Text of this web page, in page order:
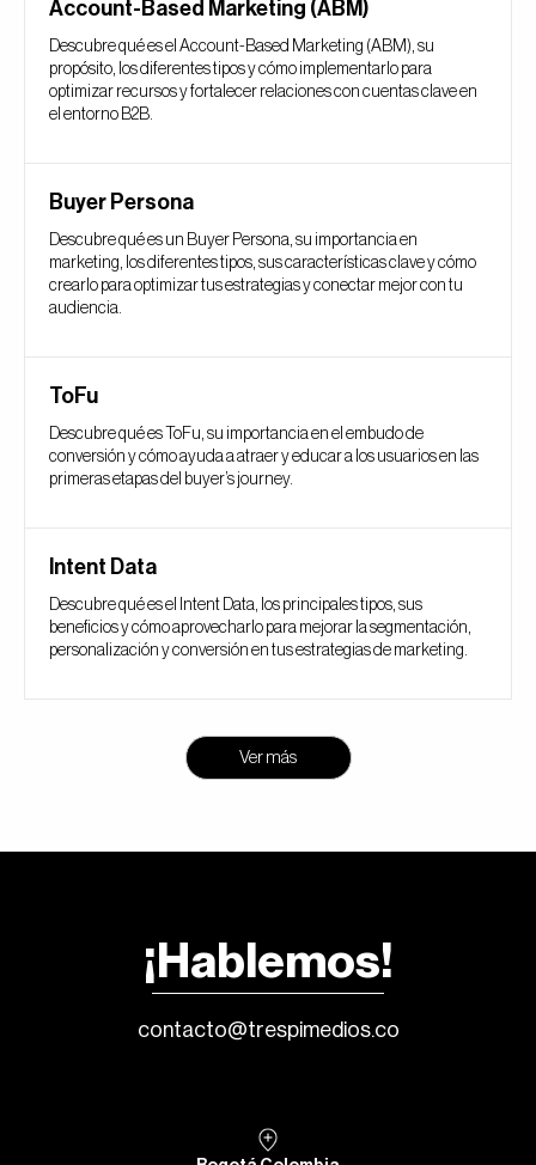
Account-Based Marketing (ABM)
Descubre qué es el Account-Based Marketing (ABM), su
propósito, los diferentes tipos y cómo implementarlo para
optimizar recursos y fortalecer relaciones con cuentas clave en
el entorno B2B.
Buyer Persona
Descubre qué es un Buyer Persona, su importancia en
marketing, los diferentes tipos, sus características clave y cómo
crearlo para optimizar tus estrategias y conectar mejor con tu
audiencia.
ToFu
Descubre qué es ToFu, su importancia en el embudo de
conversión y cómo ayuda a atraer y educar a los usuarios en las
primeras etapas del buyer’s journey.
Intent Data
Descubre qué es el Intent Data, los principales tipos, sus
beneficios y cómo aprovecharlo para mejorar la segmentación,
personalización y conversión en tus estrategias de marketing.
Ver más
¡Hablemos!
contacto@trespimedios.co